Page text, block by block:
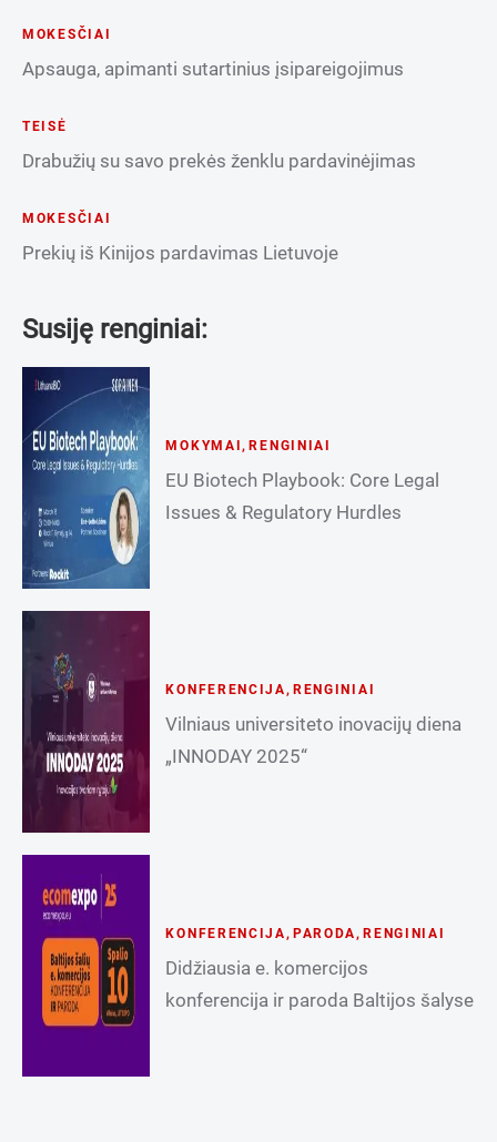
MOKESČIAI
Apsauga, apimanti sutartinius įsipareigojimus
TEISĖ
Drabužių su savo prekės ženklu pardavinėjimas
MOKESČIAI
Prekių iš Kinijos pardavimas Lietuvoje
Susiję renginiai:
MOKYMAI ,RENGINIAI
EU Biotech Playbook: Core Legal
Issues & Regulatory Hurdles
KONFERENCIJA , RENGINIAI
Vilniaus universiteto inovacijų diena
„INNODAY 2025“
KONFERENCIJA , PARODA ,RENGINIAI
Didžiausia e. komercijos
konferencija ir paroda Baltijos šalyse